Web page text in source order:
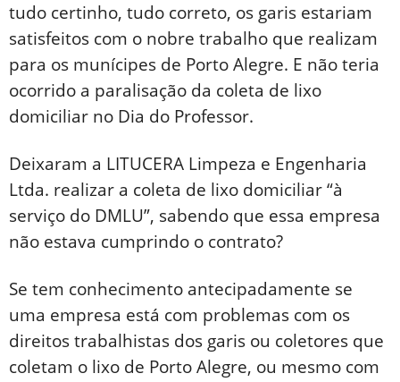
tudo certinho, tudo correto, os garis estariam
satisfeitos com o nobre trabalho que realizam
para os munícipes de Porto Alegre. E não teria
ocorrido a paralisação da coleta de lixo
domiciliar no Dia do Professor.
Deixaram a LITUCERA Limpeza e Engenharia
Ltda. realizar a coleta de lixo domiciliar “à
serviço do DMLU”, sabendo que essa empresa
não estava cumprindo o contrato?
Se tem conhecimento antecipadamente se
uma empresa está com problemas com os
direitos trabalhistas dos garis ou coletores que
coletam o lixo de Porto Alegre, ou mesmo com